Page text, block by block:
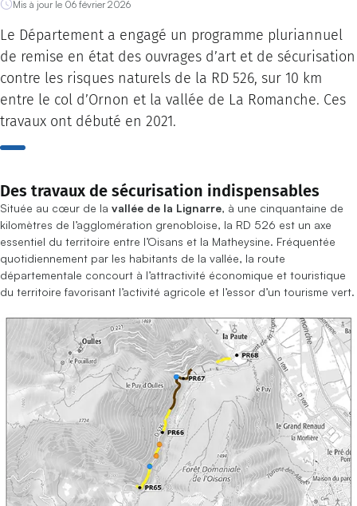
Mis à jour le 06 février 2026
Le Département a engagé un programme pluriannuel
de remise en état des ouvrages d’art et de sécurisation
contre les risques naturels de la RD 526, sur 10 km
entre le col d’Ornon et la vallée de La Romanche. Ces
travaux ont débuté en 2021.
Des travaux de sécurisation indispensables
Située au cœur de la vallée de la Lignarre, à une cinquantaine de
kilomètres de l’agglomération grenobloise, la RD 526 est un axe
essentiel du territoire entre l’Oisans et la Matheysine. Fréquentée
quotidiennement par les habitants de la vallée, la route
départementale concourt à l’attractivité économique et touristique
du territoire favorisant l’activité agricole et l’essor d’un tourisme vert.